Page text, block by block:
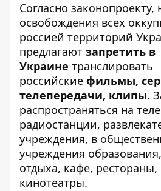
Согласно законопроекту,
освобождения всех
россией территорий
предлагают запретить в
Украине транслировать
российские фильмы,
телепередачи, клипы.
распространяться на
радиостанции,
учреждения, в
учреждения
отдыха, кафе, рестораны,
кинотеатры.